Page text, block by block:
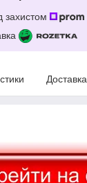
захистом
Доставка